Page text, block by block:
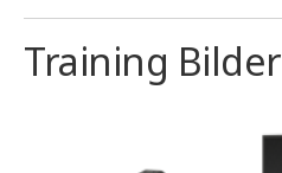
Training Bilder